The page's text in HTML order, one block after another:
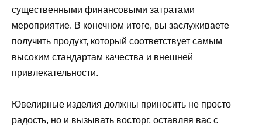
существенными финансовыми затратами
мероприятие. В конечном итоге, вы заслуживаете
получить продукт, который соответствует самым
высоким стандартам качества и внешней
привлекательности.
Ювелирные изделия должны приносить не просто
радость, но и вызывать восторг, оставляя вас с